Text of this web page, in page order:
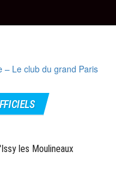
API –
–
les Moulineaux